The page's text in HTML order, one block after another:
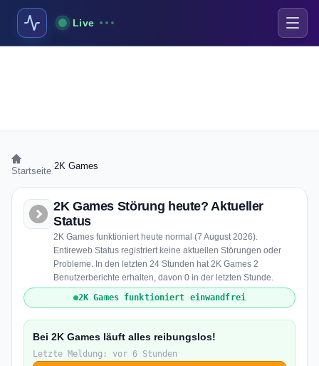
Live
Startseite 2K Games
2K Games Störung heute? Aktueller
Status
2K Games funktioniert heute normal (7 August 2026).
Entireweb Status registriert keine aktuellen Störungen oder
Probleme. In den letzten 24 Stunden hat 2K Games 2
Benutzerberichte erhalten, davon 0 in der letzten Stunde.
2K Games funktioniert einwandfrei
Bei 2K Games läuft alles reibungslos!
Letzte Meldung: vor 6 Stunden